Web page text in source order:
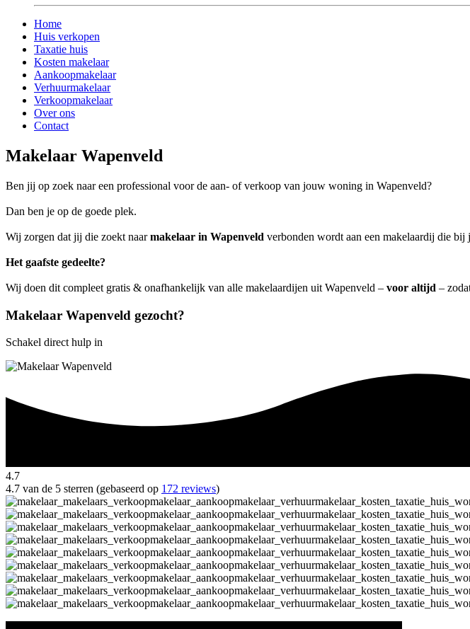
Home
Huis verkopen
Taxatie huis
Kosten makelaar
Aankoopmakelaar
Verhuurmakelaar
Verkoopmakelaar
Over ons
Contact
Makelaar Wapenveld
Ben jij op zoek naar een professional voor de aan- of verkoop van jouw woning in Wapenveld?
Dan ben je op de goede plek.
Wij zorgen dat jij die zoekt naarmakelaar in Wapenveld verbonden wordt aan een makelaardij die bij
Het gaafste gedeelte?
Wij doen dit compleet gratis & onafhankelijk van alle makelaardijen uit Wapenveld – voor altijd –
Makelaar Wapenveld gezocht?
Schakel direct hulp in
4.7
4.7 van de 5 sterren (gebaseerd op 172 reviews)